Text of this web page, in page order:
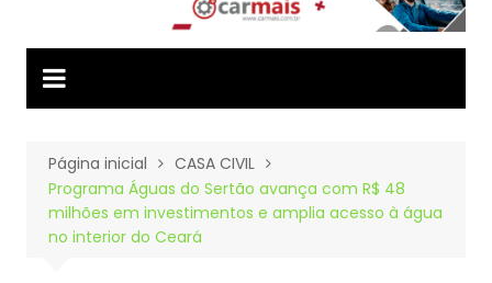
Página inicial
CASA CIVIL
Programa Águas do Sertão avança com R$ 48
milhões em investimentos e amplia acesso à água
no interior do Ceará